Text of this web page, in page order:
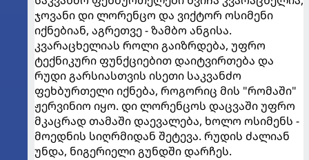
ჯოვანი დი ლორენცო და ვიქტორ ოსიმენი
იქნებიან, აგრეთვე - ზამბო ანგისა.
კვარაცხელიას როლი გაიზრდება, უფრო
ტექნიკური ფუნქციებით დაიტვირთება და
რუდი გარსიასთვის ისეთი საკვანძო
ფეხბურთელი იქნება, როგორიც მის "რომაში"
ჟერვინიო იყო. დი ლორენცოს დაცვაში უფრო
მკაცრად თამაში დაევალება, ხოლო ოსიმენს -
მოედნის სიღრმიდან შეტევა. რუდის ძალიან
უნდა, ნიგერიელი გუნდში დარჩეს.